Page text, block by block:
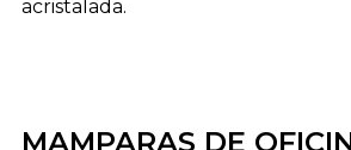
acristalada.
MAMPARAS DE